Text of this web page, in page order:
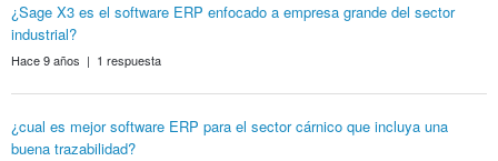
¿Sage X3 es el software ERP enfocado a empresa grande del sector
industrial?
Hace 9 años | 1 respuesta
¿cual es mejor software ERP para el sector cárnico que incluya una
buena trazabilidad?